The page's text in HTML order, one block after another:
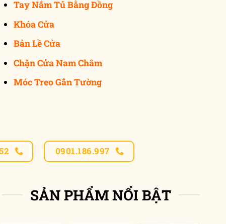
Tay Nắm Tủ Bằng Đồng
Khóa Cửa
Bản Lề Cửa
Chặn Cửa Nam Châm
Móc Treo Gắn Tường
0901.186.997
SẢN PHẨM NỔI BẬT